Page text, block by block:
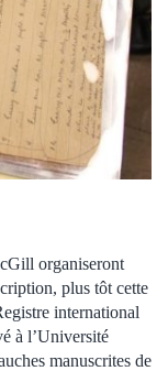
organiseront
plus tôt cette
international
à l’Université
manuscrites de